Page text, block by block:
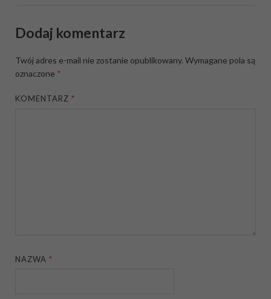
Dodaj komentarz
Twój adres e-mail nie zostanie opublikowany. Wymagane pola są
oznaczone *
KOMENTARZ*
NAZWA*